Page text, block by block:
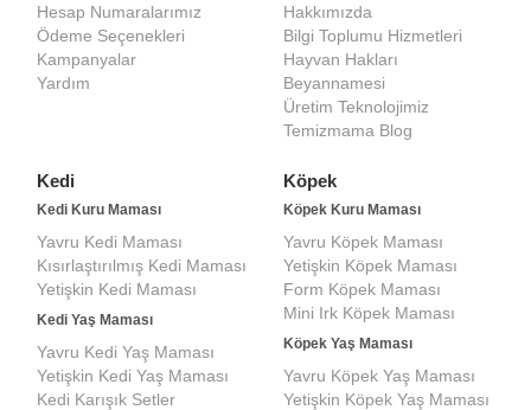
Hesap Numaralarımız
Ödeme Seçenekleri
Kampanyalar
Yardım
Hakkımızda
Bilgi Toplumu Hizmetleri
Hayvan Hakları
Beyannamesi
Üretim Teknolojimiz
Temizmama Blog
Kedi
Kedi Kuru Maması
Yavru Kedi Maması
Kısırlaştırılmış Kedi Maması
Yetişkin Kedi Maması
Kedi Yaş Maması
Yavru Kedi Yaş Maması
Yetişkin Kedi Yaş Maması
Kedi Karışık Setler
Köpek
Köpek Kuru Maması
Yavru Köpek Maması
Yetişkin Köpek Maması
Form Köpek Maması
Mini Irk Köpek Maması
Köpek Yaş Maması
Yavru Köpek Yaş Maması
Yetişkin Köpek Yaş Maması